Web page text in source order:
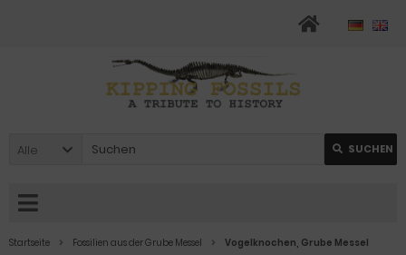
Alle SUCHEN
Startseite Fossilien aus der Grube Messel Vogelknochen, Grube Messel